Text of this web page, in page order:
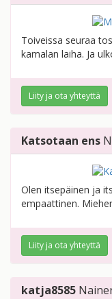
Toiveissa seuraa
kamalan laiha. Ja
Liity ja ota yhteyttä
Katsotaan ens
Olen itsepäinen ja
empaattinen.
Liity ja ota yhteyttä
katja8585